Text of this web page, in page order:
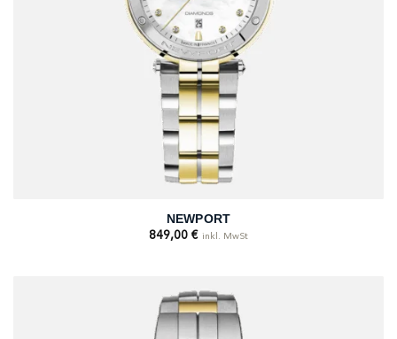
NEWPORT
849,00 € inkl. MwSt